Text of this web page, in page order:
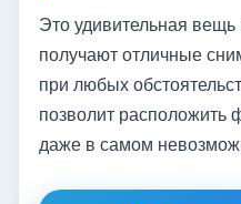
Это удивительная
получают отличные
при любых
позволит расположить
даже в самом